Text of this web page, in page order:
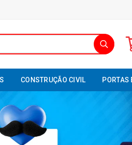
CONSTRUÇÃO CIVIL PORTAS